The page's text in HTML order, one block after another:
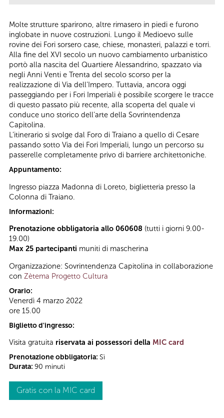
Molte strutture sparirono, altre rimasero in piedi e furono
inglobate in nuove costruzioni. Lungo il Medioevo sulle
rovine dei Fori sorsero case, chiese, monasteri, palazzi e torri.
Alla fine del XVI secolo un nuovo cambiamento urbanistico
portò alla nascita del Quartiere Alessandrino, spazzato via
negli Anni Venti e Trenta del secolo scorso per la
realizzazione di Via dell’Impero. Tuttavia, ancora oggi
passeggiando per i Fori Imperiali è possibile scorgere le tracce
di questo passato più recente, alla scoperta del quale vi
conduce uno storico dell’arte della Sovrintendenza
Capitolina.
L’itinerario si svolge dal Foro di Traiano a quello di Cesare
passando sotto Via dei Fori Imperiali, lungo un percorso su
passerelle completamente privo di barriere architettoniche.
Appuntamento:
Ingresso piazza Madonna di Loreto, biglietteria presso la
Colonna di Traiano.
Informazioni:
Prenotazione obbligatoria allo 060608 (tutti i giorni 9.00-
19.00)
Max 25 partecipanti muniti di mascherina
Organizzazione: Sovrintendenza Capitolina in collaborazione
con Zètema Progetto Cultura
Orario:
Venerdì 4 marzo 2022
ore 15.00
Biglietto d'ingresso:
Visita gratuita riservata ai possessori della MIC card
Prenotazione obbligatoria: Sì
Durata: 90 minuti
Gratis con la MIC card